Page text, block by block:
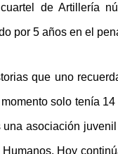
de Artillería
por 5 años en el
que uno
solo tenía
asociación
Hoy